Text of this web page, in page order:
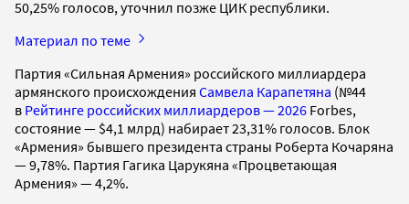
50,25% голосов, уточнил позже ЦИК республики.
Материал по теме
Партия «Сильная Армения» российского миллиардера
армянского происхождения Самвела Карапетяна (№44
в Рейтинге российских миллиардеров — 2026 Forbes,
состояние — $4,1 млрд) набирает 23,31% голосов. Блок
«Армения» бывшего президента страны Роберта Кочаряна
— 9,78%. Партия Гагика Царукяна «Процветающая
Армения» — 4,2%.